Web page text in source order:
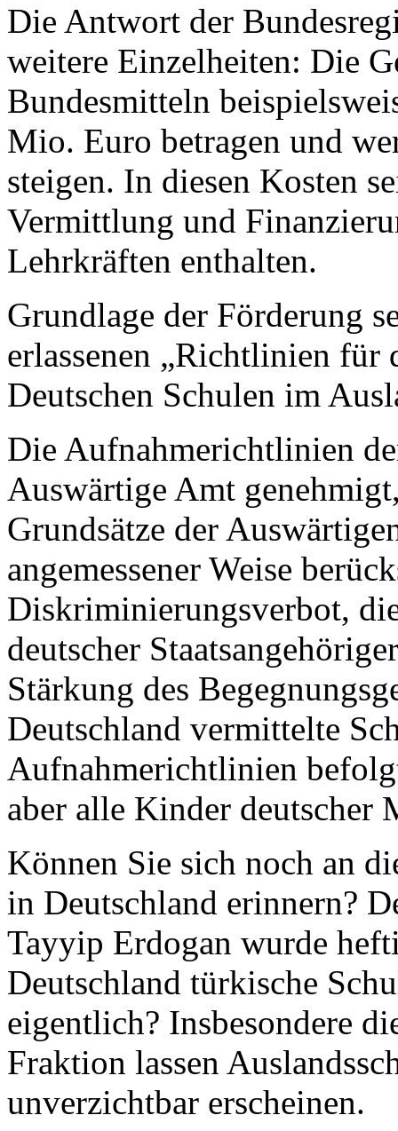
Die Antwort der
weitere Einzelheiten: Die
Bundesmitteln
Mio. Euro betragen und
steigen. In diesen Kosten
Vermittlung und
Lehrkräften enthalten.
Grundlage der Förderung
erlassenen „Richtlinien
Deutschen Schulen im
Die Aufnahmerichtlinien
Auswärtige Amt
Grundsätze der
angemessener Weise
Diskriminierungsverbot,
deutscher
Stärkung des
Deutschland vermittelte
Aufnahmerichtlinien
aber alle Kinder deutscher
Können Sie sich noch an
in Deutschland erinnern?
Tayyip Erdogan wurde
Deutschland türkische
eigentlich? Insbesondere
Fraktion lassen
unverzichtbar erscheinen.